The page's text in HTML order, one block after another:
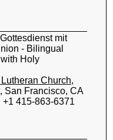
mit
- Bilingual
Holy
Church,
San Francisco, CA
415-863-6371